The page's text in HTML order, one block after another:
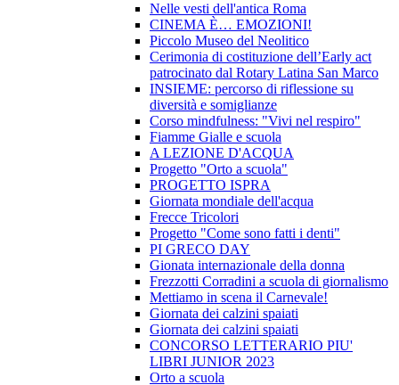
Nelle vesti dell'antica Roma
CINEMA È… EMOZIONI!
Piccolo Museo del Neolitico
Cerimonia di costituzione dell’Early act
patrocinato dal Rotary Latina San Marco
INSIEME: percorso di riflessione su
diversità e somiglianze
Corso mindfulness: "Vivi nel respiro"
Fiamme Gialle e scuola
A LEZIONE D'ACQUA
Progetto "Orto a scuola"
PROGETTO ISPRA
Giornata mondiale dell'acqua
Frecce Tricolori
Progetto "Come sono fatti i denti"
PI GRECO DAY
Gionata internazionale della donna
Frezzotti Corradini a scuola di giornalismo
Mettiamo in scena il Carnevale!
Giornata dei calzini spaiati
Giornata dei calzini spaiati
CONCORSO LETTERARIO PIU'
LIBRI JUNIOR 2023
Orto a scuola